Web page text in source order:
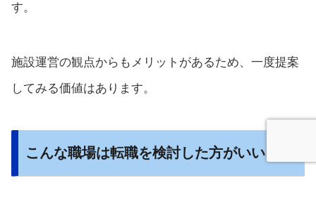
す。
施設運営の観点からもメリットがあるため、一度提案
してみる価値はあります。
こんな職場は転職を検討した方がいい